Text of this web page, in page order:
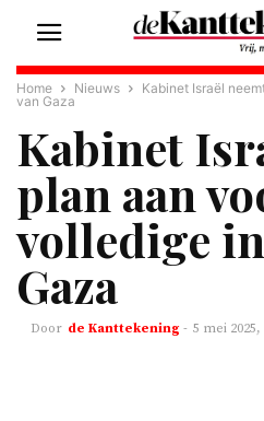
Home Nieuws
Kabinet Israël
van Gaza
Kabinet
plan aan
volledige
Gaza
de Kanttekening - 5 mei 2025,